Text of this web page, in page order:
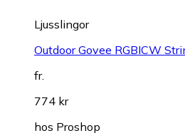
Ljusslingor
Outdoor Govee RGBICW
fr.
774 kr
hos Proshop